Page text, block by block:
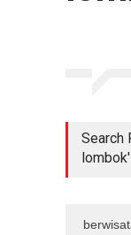
Search